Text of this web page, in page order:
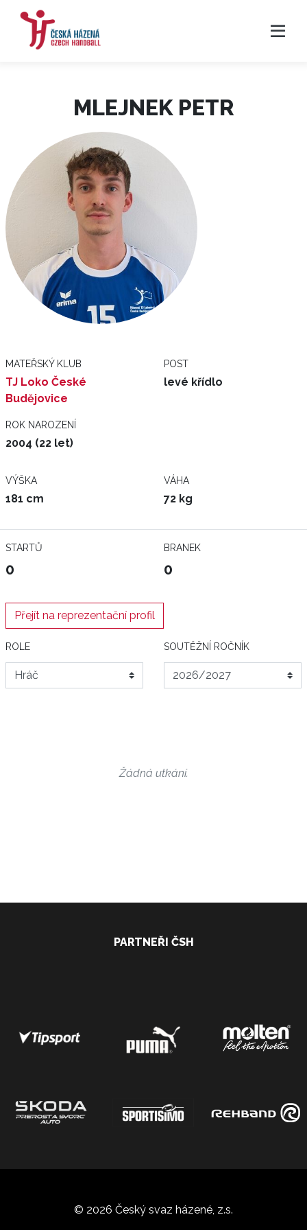
MLEJNEK PETR
MATEŘSKÝ KLUB
TJ Loko České
Budějovice
POST
levé křídlo
ROK NAROZENÍ
2004 (22 let)
VÝŠKA
181 cm
VÁHA
72 kg
STARTŮ
0
BRANEK
0
Přejít na reprezentační profil
ROLE SOUTĚŽNÍ ROČNÍK
Žádná utkání.
PARTNEŘI ČSH
© 2026 Český svaz házené, z.s.